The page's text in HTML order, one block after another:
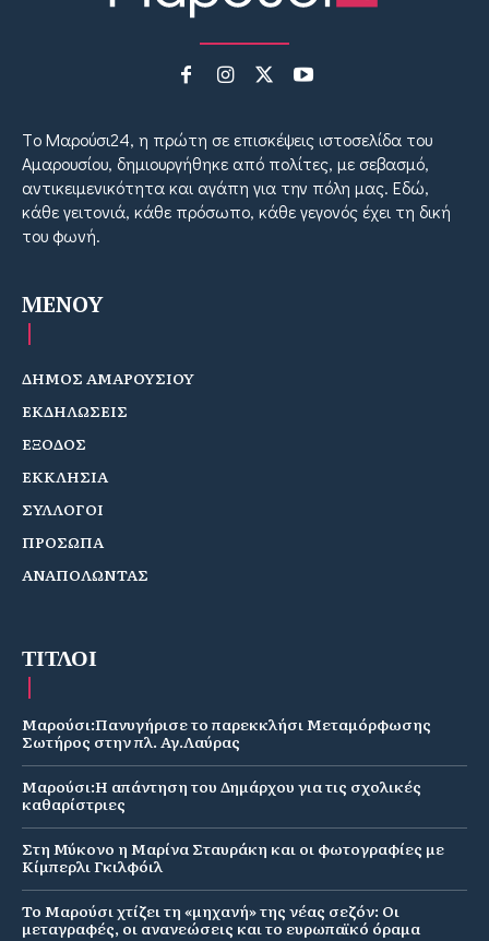
Tο Μαρούσι24, η πρώτη σε επισκέψεις ιστοσελίδα του
Αμαρουσίου, δημιουργήθηκε από πολίτες, με σεβασμό,
αντικειμενικότητα και αγάπη για την πόλη μας. Εδώ,
κάθε γειτονιά, κάθε πρόσωπο, κάθε γεγονός έχει τη δική
του φωνή.
MENOY
ΔΗΜΟΣ ΑΜΑΡΟΥΣΙΟΥ
ΕΚΔΗΛΩΣΕΙΣ
ΕΞΟΔΟΣ
ΕΚΚΛΗΣΙΑ
ΣΥΛΛΟΓΟΙ
ΠΡΟΣΩΠΑ
ΑΝΑΠΟΛΩΝΤΑΣ
ΤΙΤΛΟΙ
Μαρούσι:Πανυγήρισε το παρεκκλήσι Μεταμόρφωσης
Σωτήρος στην πλ. Αγ.Λαύρας
Μαρούσι:Η απάντηση του Δημάρχου για τις σχολικές
καθαρίστριες
Στη Μύκονο η Μαρίνα Σταυράκη και οι φωτογραφίες με
Κίμπερλι Γκιλφόιλ
Το Μαρούσι χτίζει τη «μηχανή» της νέας σεζόν: Οι
μεταγραφές, οι ανανεώσεις και το ευρωπαϊκό όραμα